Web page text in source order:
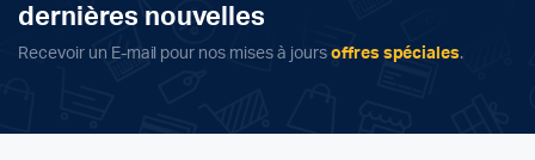
dernières nouvelles
Recevoir un E-mail pour nos mises à jours offres spéciales.